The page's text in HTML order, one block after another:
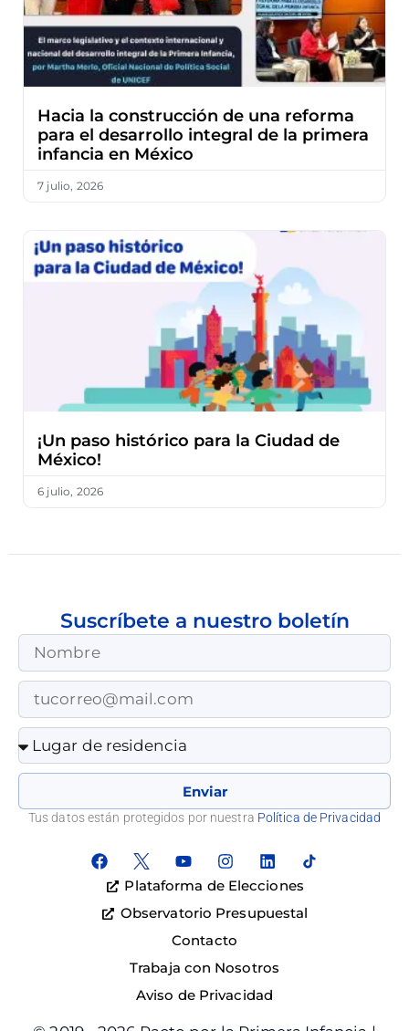
Hacia la construcción de una reforma
para el desarrollo integral de la primera
infancia en México
7 julio, 2026
¡Un paso histórico para la Ciudad de
México!
6 julio, 2026
Enviar
Suscríbete a nuestro boletín
Tus datos están protegidos por nuestra Política de Privacidad
Plataforma de Elecciones
Observatorio Presupuestal
Contacto
Trabaja con Nosotros
Aviso de Privacidad